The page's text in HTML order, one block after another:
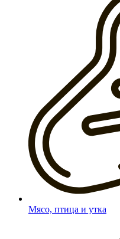
Мясо, птица и утка